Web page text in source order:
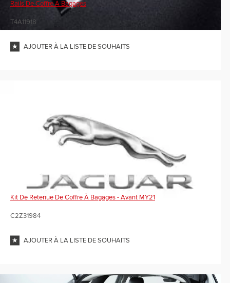
Rails De Coffre À Bagages
T4A11918
AJOUTER À LA LISTE DE SOUHAITS
Kit De Retenue De Coffre À Bagages - Avant MY21
C2Z31984
AJOUTER À LA LISTE DE SOUHAITS